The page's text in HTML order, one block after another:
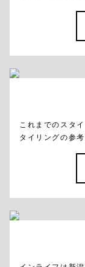
これまでのスタ
タイリングの参考